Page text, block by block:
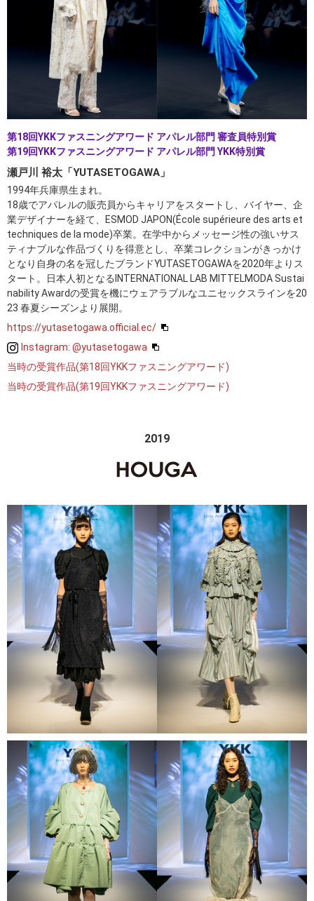
第18回YKKファスニングアワード アパレル部門 審査員特別賞
第19回YKKファスニングアワード アパレル部門 YKK特別賞
瀬戸川 裕太「YUTASETOGAWA」
1994年兵庫県生まれ。
18歳でアパレルの販売員からキャリアをスタートし、バイヤー、企
業デザイナーを経て、ESMOD JAPON(École supérieure des arts et
techniques de la mode)卒業。在学中からメッセージ性の強いサス
ティナブルな作品づくりを得意とし、卒業コレクションがきっかけ
となり自身の名を冠したブランドYUTASETOGAWAを2020年よりス
タート。日本人初となるINTERNATIONAL LAB MITTELMODA Sustai
nability Awardの受賞を機にウェアラブルなユニセックスラインを20
23 春夏シーズンより展開。
https://yutasetogawa.official.ec/
Instagram: @yutasetogawa
当時の受賞作品(第18回YKKファスニングアワード)
当時の受賞作品(第19回YKKファスニングアワード)
2019